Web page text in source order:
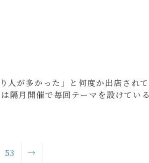
人が多かった」と何度か出店されて
隔月開催で毎回テーマを設けている
53 →